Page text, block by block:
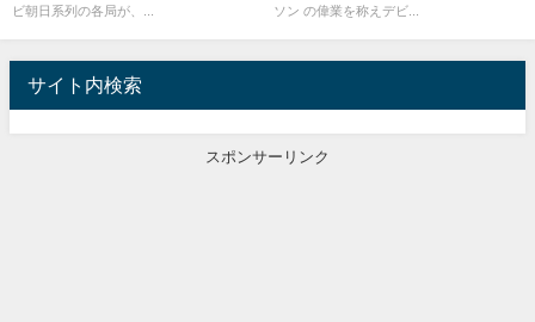
ビ朝日系列の各局が、...
ソン の偉業を称えデビ...
サイト内検索
スポンサーリンク